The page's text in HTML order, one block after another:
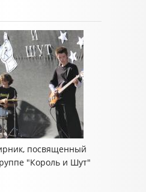
посвященный
"Король и Шут"